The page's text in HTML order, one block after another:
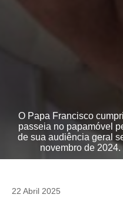
O Papa Francisco
passeia no papamóvel
de sua audiência geral
novembro de
22 Abril 2025